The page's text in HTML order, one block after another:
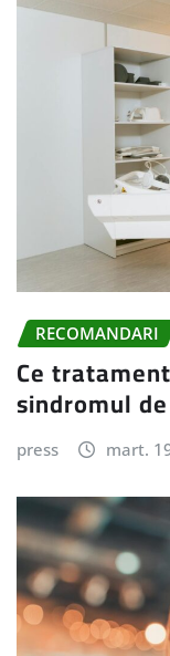
RECOMANDARI
Ce
sindromul
press mart.